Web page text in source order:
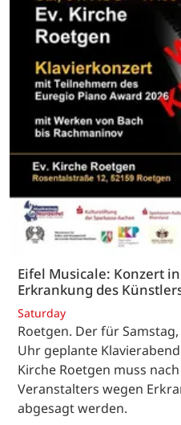
Eifel Musicale: Konzert
Erkrankung des
Saturday
Roetgen. Der für
Uhr geplante
Kirche Roetgen muss
Veranstalters wegen
abgesagt werden.